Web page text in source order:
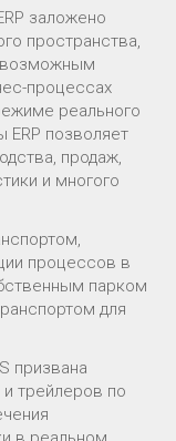
заложено
пространства,
возможным
процессах
реального
позволяет
продаж,
и многого
процессов в
парком
для
призвана
трейлеров по